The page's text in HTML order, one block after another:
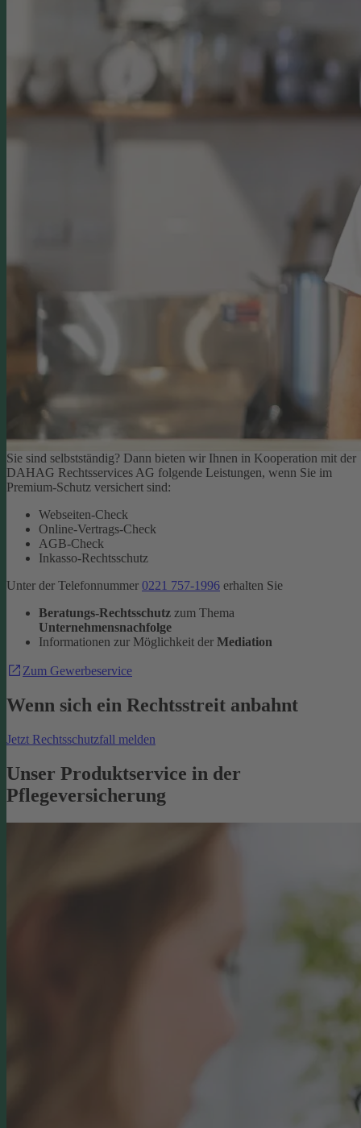
Sie sind selbstständig? Dann bieten wir Ihnen in Kooperation mit der
DAHAG Rechtsservices AG folgende Leistungen, wenn Sie im
Premium-Schutz versichert sind:
Webseiten-Check
Online-Vertrags-Check
AGB-Check
Inkasso-Rechtsschutz
Unter der Telefonnummer 0221 757-1996 erhalten Sie
Beratungs-Rechtsschutz zum Thema
Unternehmensnachfolge
Informationen zur Möglichkeit der Mediation
Zum Gewerbeservice
Wenn sich ein Rechtsstreit anbahnt
Jetzt Rechtsschutzfall melden
Unser Produktservice in der
Pflegeversicherung